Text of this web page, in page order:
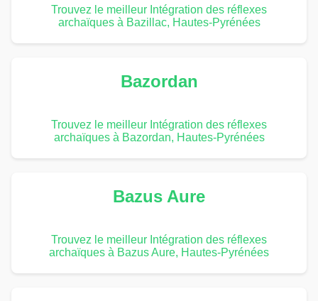
Trouvez le meilleur Intégration des réflexes
archaïques à Bazillac, Hautes-Pyrénées
Bazordan
Trouvez le meilleur Intégration des réflexes
archaïques à Bazordan, Hautes-Pyrénées
Bazus Aure
Trouvez le meilleur Intégration des réflexes
archaïques à Bazus Aure, Hautes-Pyrénées